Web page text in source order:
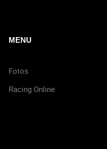
MENU
Fotos
Racing Online